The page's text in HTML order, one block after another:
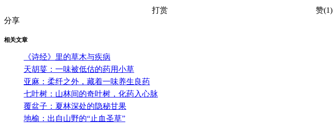
打赏 赞(1)
分享
相关文章
《诗经》里的草木与疾病
天胡荽：一味被低估的药用小草
亚麻：柔纤之外，藏着一味养生良药
七叶树：山林间的奇叶树，化药入心脉
覆盆子：夏林深处的隐秘甘果
地榆：出自山野的“止血圣草”